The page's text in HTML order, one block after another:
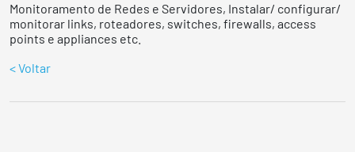
Monitoramento de Redes e Servidores, Instalar/ configurar/
monitorar links, roteadores, switches, firewalls, access
points e appliances etc.
< Voltar